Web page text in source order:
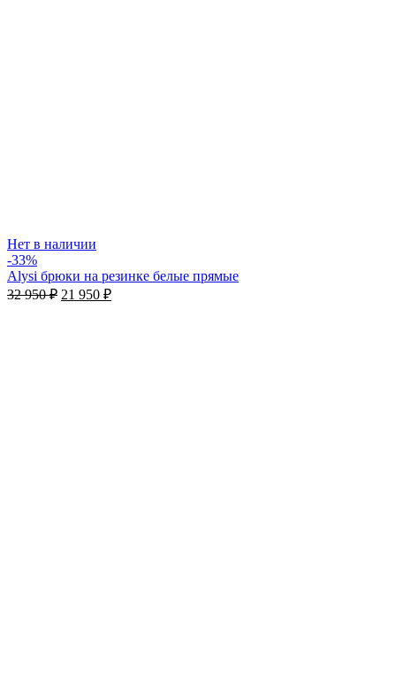
Нет в наличии
-33%
Alysi брюки на резинке белые прямые
32 950₽ 21 950 ₽